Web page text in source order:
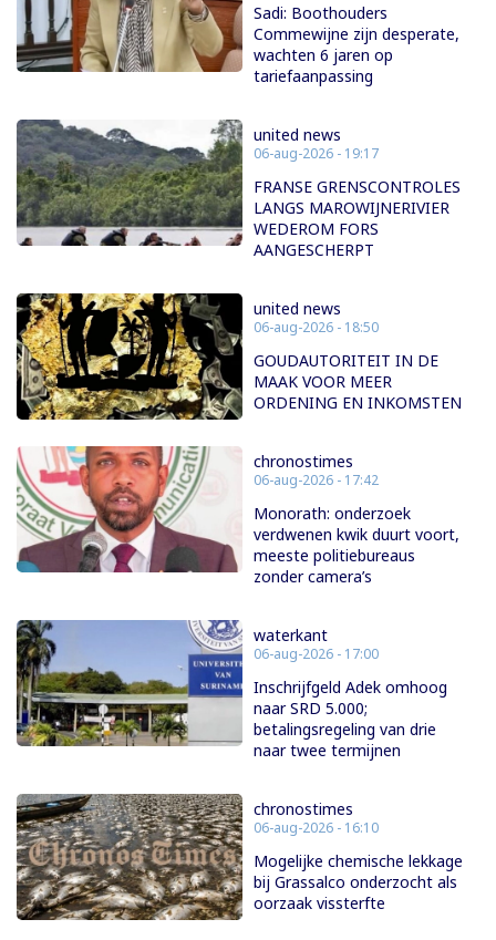
Sadi: Boothouders
Commewijne zijn desperate,
wachten 6 jaren op
tariefaanpassing
united news
06-aug-2026 - 19:17
FRANSE GRENSCONTROLES
LANGS MAROWIJNERIVIER
WEDEROM FORS
AANGESCHERPT
united news
06-aug-2026 - 18:50
GOUDAUTORITEIT IN DE
MAAK VOOR MEER
ORDENING EN INKOMSTEN
chronostimes
06-aug-2026 - 17:42
Monorath: onderzoek
verdwenen kwik duurt voort,
meeste politiebureaus
zonder camera’s
waterkant
06-aug-2026 - 17:00
Inschrijfgeld Adek omhoog
naar SRD 5.000;
betalingsregeling van drie
naar twee termijnen
chronostimes
06-aug-2026 - 16:10
Mogelijke chemische lekkage
bij Grassalco onderzocht als
oorzaak vissterfte